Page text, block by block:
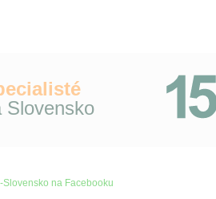
Slovensko
Slovensko na Facebooku